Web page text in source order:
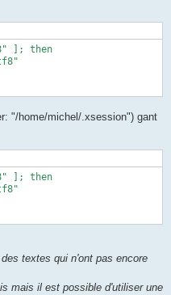
]; then
"/home/michel/.xsession") gant
]; then
textes qui n'ont pas encore
mais il est possible d'utiliser une